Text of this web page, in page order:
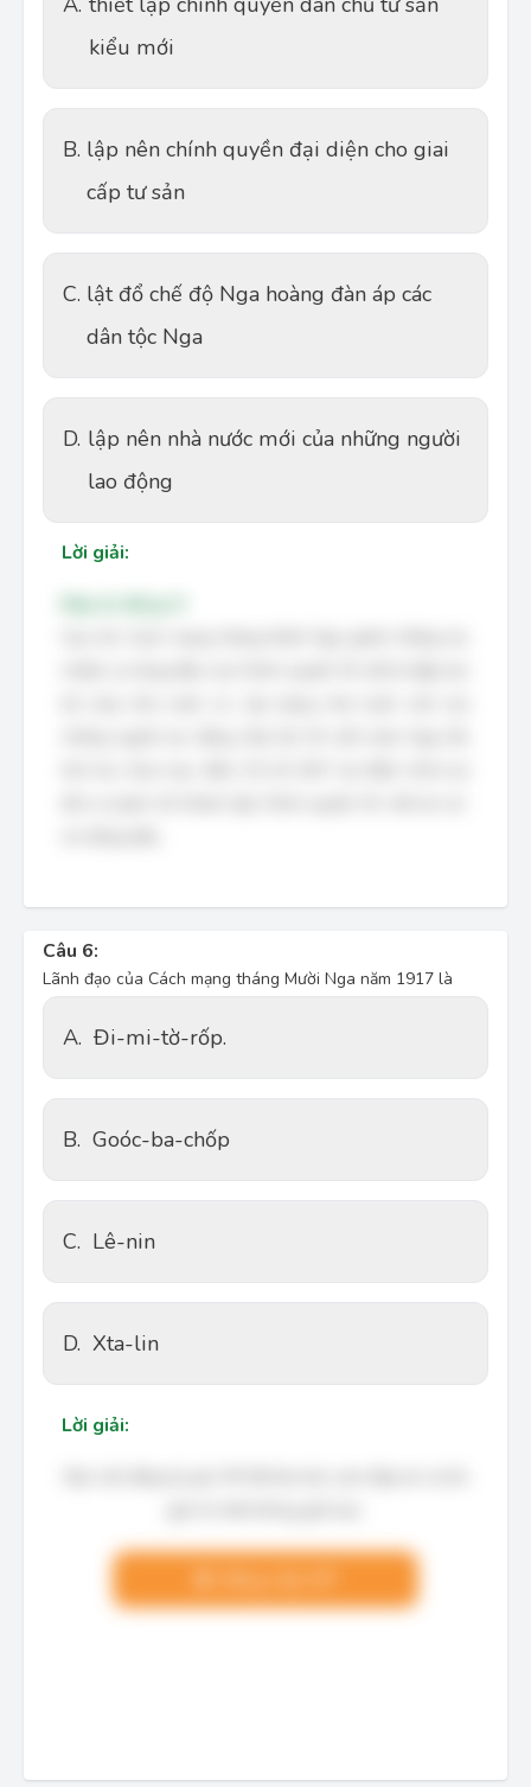
kiểu mới
B. lập nên chính quyền đại diện cho giai
cấp tư sản
C. lật đổ chế độ Nga hoàng đàn áp các
dân tộc Nga
D. lập nên nhà nước mới của những người
lao động
Lời giải:
Câu 6:
Lãnh đạo của Cách mạng tháng Mười Nga năm 1917 là
A. Đi-mi-tờ-rốp.
B. Goóc-ba-chốp
C. Lê-nin
D. Xta-lin
Lời giải: